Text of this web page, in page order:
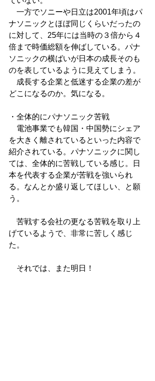
一方でソニーや日立は2001年頃はパ
ナソニックとほぼ同じくらいだったの
に対して、25年には当時の３倍から４
倍まで時価総額を伸ばしている。パナ
ソニックの横ばいが日本の成長そのも
のを表しているように見えてしまう。
成長する企業と低迷する企業の差が
どこになるのか。気になる。
・全体的にパナソニック苦戦
電池事業でも韓国・中国勢にシェア
を大きく離されているといった内容で
紹介されている。パナソニックに関し
ては、全体的に苦戦している感じ。日
本を代表する企業が苦戦を強いられ
る。なんとか盛り返してほしい、と願
う。
苦戦する会社の更なる苦戦を取り上
げているようで、非常に苦しく感じ
た。
それでは、また明日！